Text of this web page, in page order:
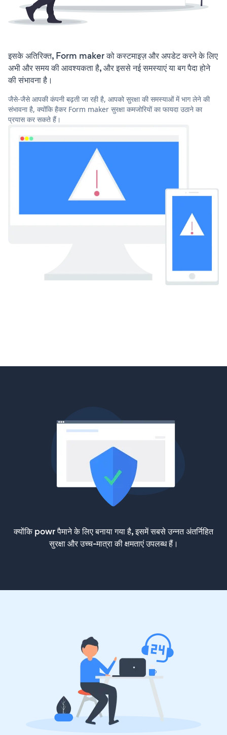
इसके अतिरिक्त, Form maker को कस्टमाइज़ और अपडेट करने के लिए
अभी और समय की आवश्यकता है, और इससे नई समस्याएं या बग पैदा होने
की संभावना है।
जैसे-जैसे आपकी कंपनी बढ़ती जा रही है, आपको सुरक्षा की समस्याओं में भाग लेने की
संभावना है, क्योंकि हैकर Form maker सुरक्षा कमजोरियों का फायदा उठाने का
प्रयास कर सकते हैं।
क्योंकि powr पैमाने के लिए बनाया गया है, इसमें सबसे उन्नत अंतर्निहित
सुरक्षा और उच्च-मात्रा की क्षमताएं उपलब्ध हैं।